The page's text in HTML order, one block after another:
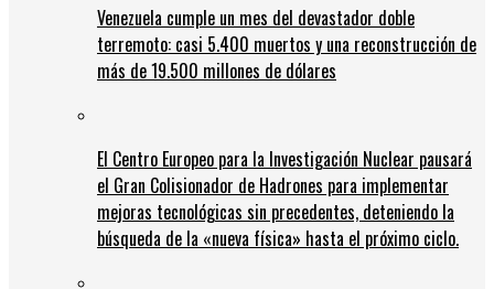
Venezuela cumple un mes del devastador doble
terremoto: casi 5.400 muertos y una reconstrucción de
más de 19.500 millones de dólares
El Centro Europeo para la Investigación Nuclear pausará
el Gran Colisionador de Hadrones para implementar
mejoras tecnológicas sin precedentes, deteniendo la
búsqueda de la «nueva física» hasta el próximo ciclo.